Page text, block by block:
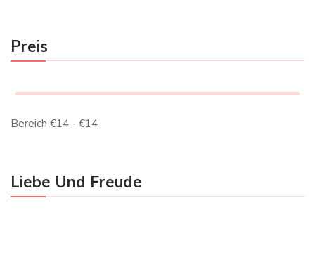
Preis
Bereich €14 - €14
Liebe Und Freude